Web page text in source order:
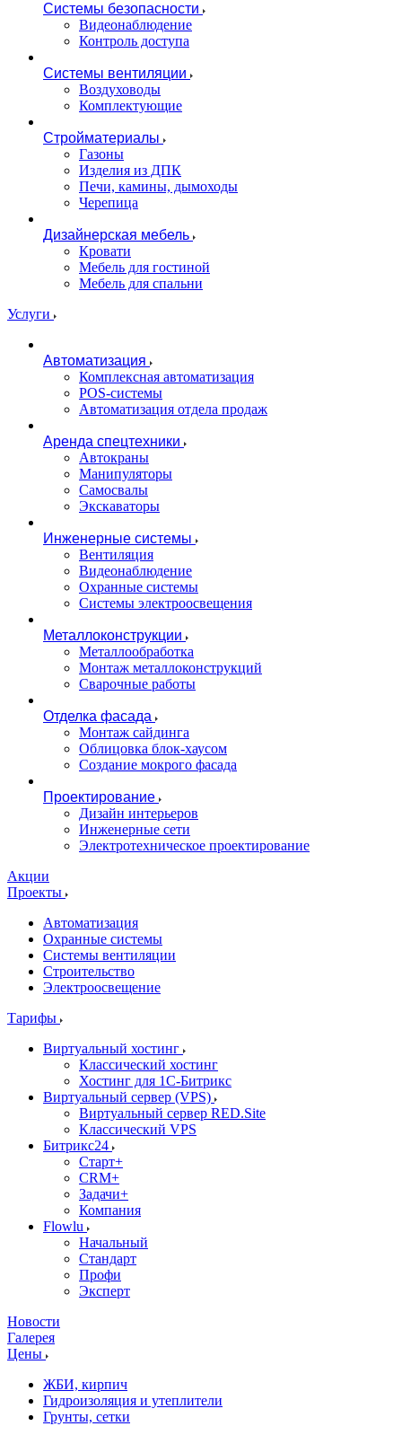
Системы безопасности
Видеонаблюдение
Контроль доступа
Системы вентиляции
Воздуховоды
Комплектующие
Стройматериалы
Газоны
Изделия из ДПК
Печи, камины, дымоходы
Черепица
Дизайнерская мебель
Кровати
Мебель для гостиной
Мебель для спальни
Услуги
Автоматизация
Комплексная автоматизация
POS-системы
Автоматизация отдела продаж
Аренда спецтехники
Автокраны
Манипуляторы
Самосвалы
Экскаваторы
Инженерные системы
Вентиляция
Видеонаблюдение
Охранные системы
Системы электроосвещения
Металлоконструкции
Металлообработка
Монтаж металлоконструкций
Сварочные работы
Отделка фасада
Монтаж сайдинга
Облицовка блок-хаусом
Создание мокрого фасада
Проектирование
Дизайн интерьеров
Инженерные сети
Электротехническое проектирование
Акции
Проекты
Автоматизация
Охранные системы
Системы вентиляции
Строительство
Электроосвещение
Тарифы
Виртуальный хостинг
Классический хостинг
Хостинг для 1С-Битрикс
Виртуальный сервер (VPS)
Виртуальный сервер RED.Site
Классический VPS
Битрикс24
Старт+
CRM+
Задачи+
Компания
Flowlu
Начальный
Стандарт
Профи
Эксперт
Новости
Галерея
Цены
ЖБИ, кирпич
Гидроизоляция и утеплители
Грунты, сетки